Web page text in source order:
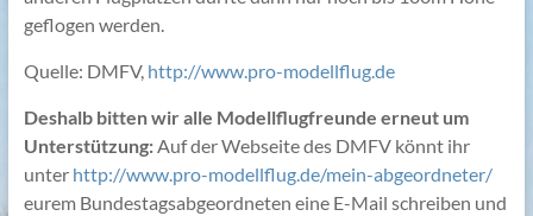
geflogen werden.
Quelle: DMFV, http://www.pro-modellflug.de
Deshalb bitten wir alle Modellflugfreunde erneut um
Unterstützung:Auf der Webseite des DMFV könnt ihr
unter http://www.pro-modellflug.de/mein-abgeordneter/
eurem Bundestagsabgeordneten eine E-Mail schreiben und